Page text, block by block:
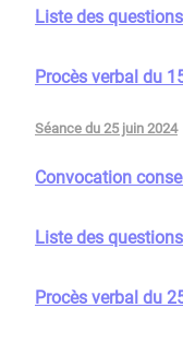
Liste des
Procès verbal du
Séance du 25 juin 2024
Convocation
Liste des
Procès verbal du